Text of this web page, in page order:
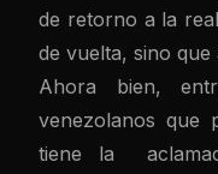
de retorno a la
de vuelta, sino que
Ahora bien,
venezolanos que
tiene la